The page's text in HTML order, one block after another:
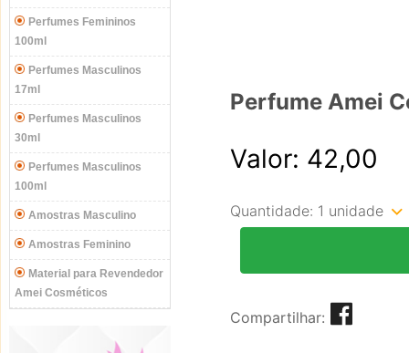
Perfumes Femininos
100ml
Perfumes Masculinos
17ml
Perfumes Masculinos
30ml
Perfumes Masculinos
100ml
Amostras Masculino
Amostras Feminino
Material para Revendedor
Amei Cosméticos
Perfume Amei
Valor: 42,00
Quantidade: 1 unidade
Compartilhar: